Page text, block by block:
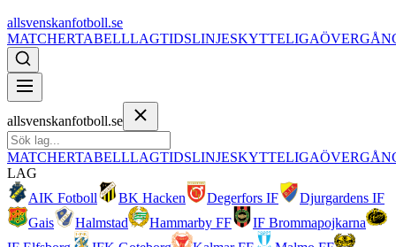
allsvenskanfotboll.se
MATCHERTABELLLAGTIDSLINJESKYTTELIGA
allsvenskanfotboll.se
MATCHERTABELLLAGTIDSLINJESKYTTELIGA
LAG
AIK Fotboll
BK Hacken Degerfors IF
Djurgardens IF
Gais
Halmstad Hammarby FF
IF Brommapojkarna